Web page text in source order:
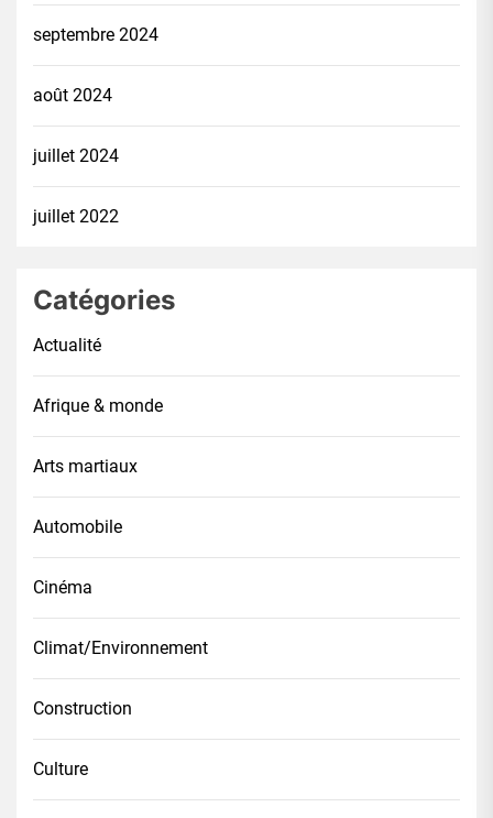
septembre 2024
août 2024
juillet 2024
juillet 2022
Catégories
Actualité
Afrique & monde
Arts martiaux
Automobile
Cinéma
Climat/Environnement
Construction
Culture